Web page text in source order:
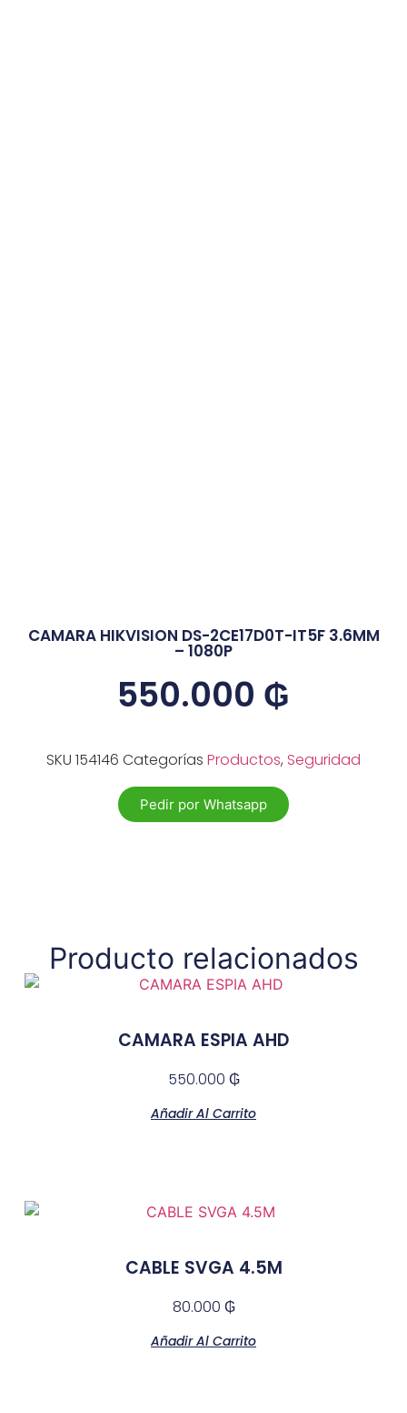
CAMARA HIKVISION DS-2CE17D0T-IT5F 3.6MM
– 1080P
550.000 ₲
SKU 154146 Categorías Productos, Seguridad
Pedir por Whatsapp
Producto relacionados
CAMARA ESPIA AHD
550.000 ₲
Añadir Al Carrito
CABLE SVGA 4.5M
80.000 ₲
Añadir Al Carrito